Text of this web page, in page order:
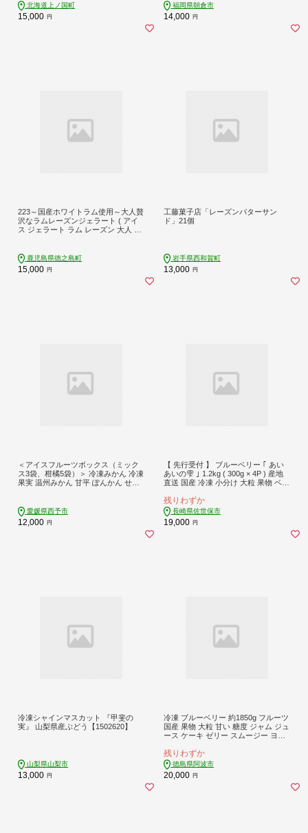
北海道上ノ国町
15,000 円
福岡県朝倉市
14,000 円
223～国産ホワイトラム使用～大人贅
沢なラムレーズンジェラート ( アイ
ス ジェラート ラム レーズン 大人 贅
鹿児島県徳之島町
15,000 円
工藤菓子店「レーズンバターサン
ド」21個
岩手県西和賀町
13,000 円
＜アイスフルーツボックス（ミック
ス3袋、柑橘5袋）＞ 冷凍みかん 冷凍
果実 温州みかん 甘平 ぽんかん せと
【冷凍】『1か月以内に順次出荷』
愛媛県西予市
12,000 円
【 先行受付 】 ブルーベリー ｢ あい
あいの雫 ｣ 1.2kg ( 300g × 4P ) 産地
直送 国産 冷凍 小分け 大粒 果物 ベリ
菓子 製菓 アイス シャーベット ジャ
ム ソース スムージー におすすめ 長
崎県 佐世保市
残りわずか
長崎県佐世保市
19,000 円
冷凍シャインマスカット 『甲斐の
実』 山梨県産ぶどう【1502620】
山梨県山梨市
13,000 円
冷凍 ブルーベリー 約1850g フルーツ
国産 果物 大粒 甘い 糖度 ジャム ジュ
ース ケーキ ゼリー スムージー ヨー
デザート スイーツ ポリフェノール
アントシアニン 美容 健康 ギフト 贈
答 プレゼント お取り寄せ グルメ 送
料無料 徳島県 阿波市 AWABlueberry
残りわずか
徳島県阿波市
20,000 円